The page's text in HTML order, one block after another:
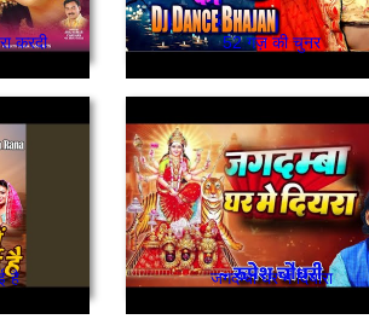
करदी 52 गज़ की चुनर
है जगदम्बा घर में दियारा